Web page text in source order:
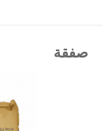
صفقة